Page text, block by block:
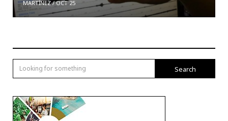
MARTÍNEZ/OCT 25
Search